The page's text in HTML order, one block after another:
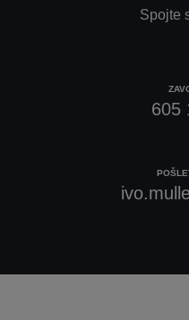
Spojte
605